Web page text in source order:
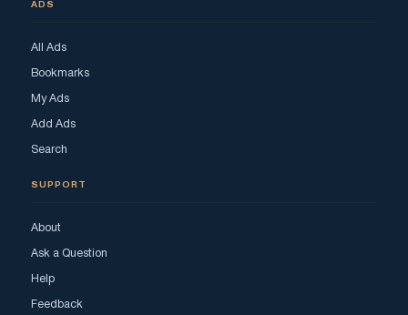
ADS
All Ads
Bookmarks
My Ads
Add Ads
Search
SUPPORT
About
Ask a Question
Help
Feedback